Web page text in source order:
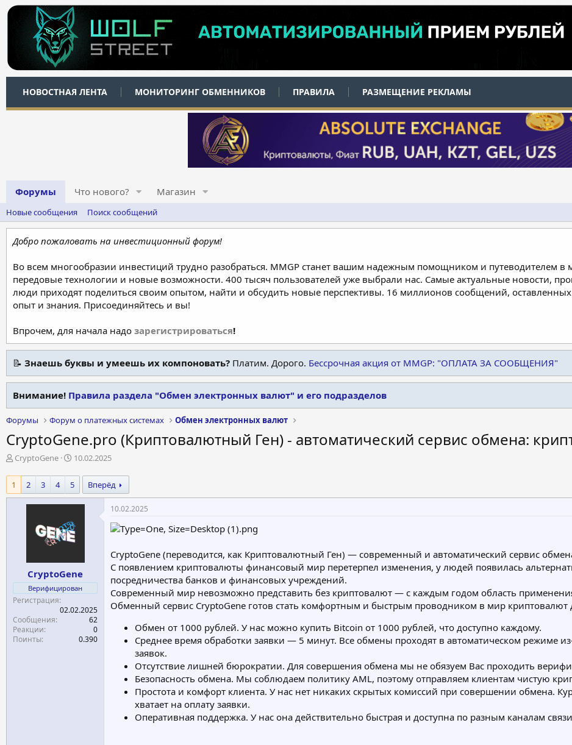
НОВОСТНАЯ ЛЕНТА МОНИТОРИНГ ОБМЕННИКОВ ПРАВИЛА РАЗМЕЩЕНИЕ РЕКЛАМЫ
Форумы Что нового? Магазин
Новые сообщения Поиск сообщений
Добро пожаловать на инвестиционный форум!
Во всем многообразии инвестиций трудно разобраться. MMGP станет вашим надежным помощником и путеводителем
передовые технологии и новые возможности. 400 тысяч пользователей уже выбрали нас. Самые актуальные новости,
люди приходят поделиться своим опытом, найти и обсудить новые перспективы. 16 миллионов сообщений,
опыт и знания. Присоединяйтесь и вы!
Впрочем, для начала надо зарегистрироваться!
📝 Знаешь буквы и умеешь их компоновать? Платим. Дорого. Бессрочная акция от MMGP: "ОПЛАТА ЗА СООБЩЕНИЯ"
Внимание! Правила раздела "Обмен электронных валют" и его подразделов
Форумы Форум о платежных системах Обмен электронных валют
CryptoGene.pro (Криптовалютный Ген) - автоматический сервис обмена:
А
т
о
р
CryptoGene
Д
т
а
н
ч
а
л
10.02.2025
1 2 3 4 5 Вперёд
CryptoGene
Верифицирован
Регистрация
02.02.2025
Сообщения
62
Реакции
0
Поинты
0.390
10.02.2025
CryptoGene (переводится, как Криптовалютный Ген) — современный и автоматический сервис
С появлением криптовалюты финансовый мир перетерпел изменения, у людей появилась
посредничества банков и финансовых учреждений.
Современный мир невозможно представить без криптовалют — с каждым годом область
Обменный сервис CryptoGene готов стать комфортным и быстрым проводником в мир криптовалют
Обмен от 1000 рублей. У нас можно купить Bitcoin от 1000 рублей, что доступно каждому.
Среднее время обработки заявки — 5 минут. Все обмены проходят в автоматическом режиме
заявок.
Отсутствие лишней бюрократии. Для совершения обмена мы не обязуем Вас проходить
Безопасность обмена. Мы соблюдаем политику AML, поэтому отправляем клиентам чистую
Простота и комфорт клиента. У нас нет никаких скрытых комиссий при совершении обмена.
хватает на оплату заявки.
Оперативная поддержка. У нас она действительно быстрая и доступна по разным каналам